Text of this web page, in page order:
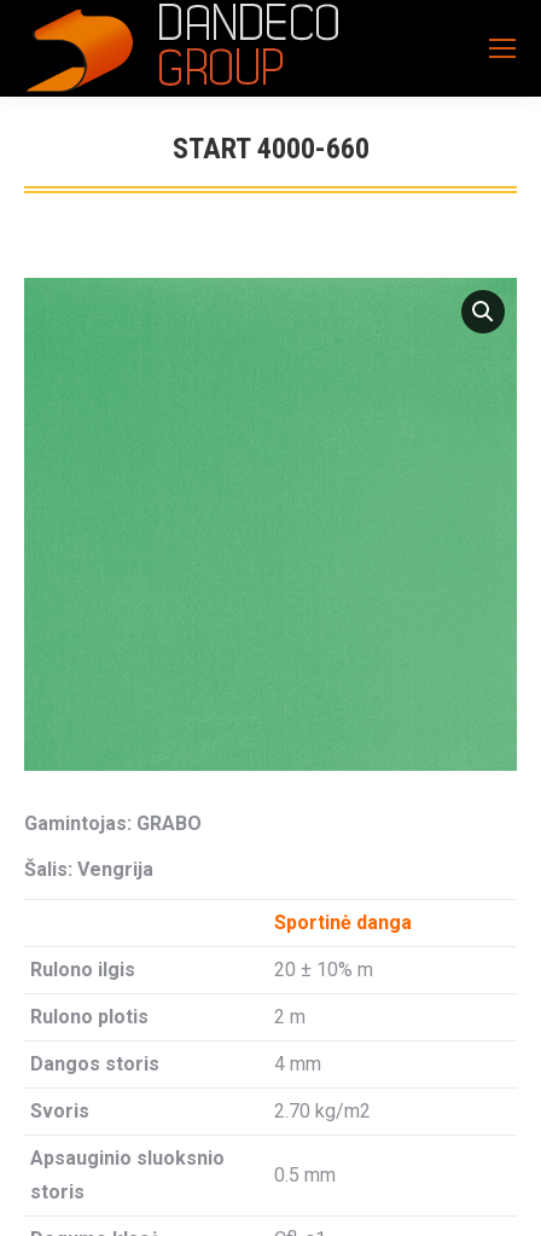
START 4000-660
Gamintojas: GRABO
Šalis: Vengrija
Sportinė danga
Rulono ilgis 20 ± 10% m
Rulono plotis 2 m
Dangos storis 4 mm
Svoris 2.70 kg/m2
Apsauginio sluoksnio
storis
0.5 mm